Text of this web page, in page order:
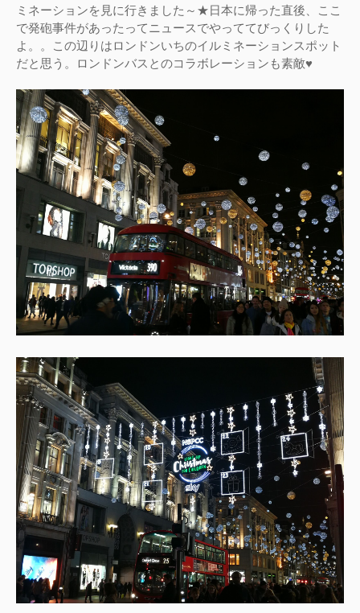
ミネーションを見に行きました～★日本に帰った直後、ここ
で発砲事件があったってニュースでやっててびっくりした
よ。。この辺りはロンドンいちのイルミネーションスポット
だと思う。ロンドンバスとのコラボレーションも素敵♥